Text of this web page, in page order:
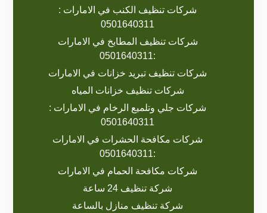
شركات تنظيف الكنب في الامارات :
0501640311
شركات تنظيف المطابخ في الامارات
:0501640311
شركات تنظيف تبريد خزانات في الامارات
شركات تنظيف خزانات المياه
شركات جلي وتلميع الرخام في الامارات :
0501640311
شركات مكافحة الحشرات في الامارات
:0501640311
شركات مكافحة الحمام في الامارات
شركة تنظيف 24 ساعة
شركة تنظيف منازل بالساعة